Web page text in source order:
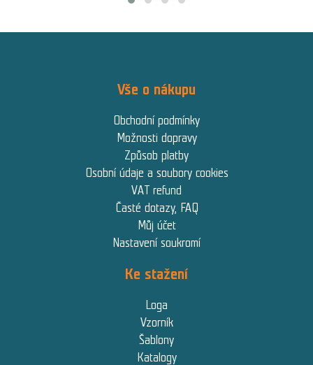
Vše o nákupu
Obchodní podmínky
Možnosti dopravy
Způsob platby
Osobní údaje a soubory cookies
VAT refund
Časté dotazy, FAQ
Můj účet
Nastavení soukromí
Ke stažení
Loga
Vzorník
Šablony
Katalogy